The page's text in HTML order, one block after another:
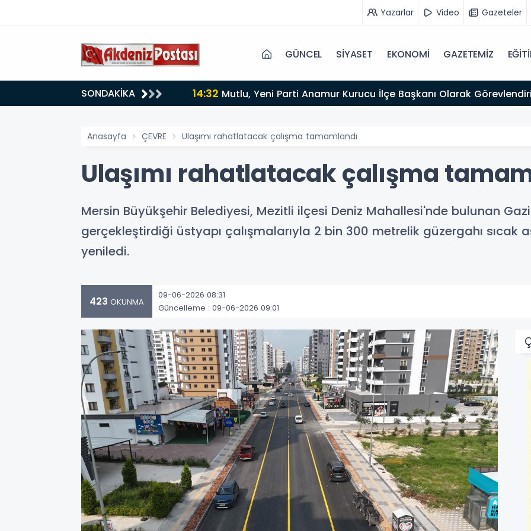
Yazarlar Video Gazeteler
GÜNCEL SİYASET EKONOMİ GAZETEMİZ
SONDAKİKA 14:32 Mutlu, Yeni Parti Anamur Kurucu İlçe Başkanı Olarak
Anasayfa ÇEVRE Ulaşımı rahatlatacak çalışma tamamlandı
Ulaşımı rahatlatacak çalışma
Mersin Büyükşehir Belediyesi, Mezitli ilçesi Deniz Mahallesi'nde bulunan
gerçekleştirdiği üstyapı çalışmalarıyla 2 bin 300 metrelik güzergahı sıcak
yeniledi.
423 OKUNMA
09-06-2026 08:31
Güncelleme : 09-06-2026 09:01